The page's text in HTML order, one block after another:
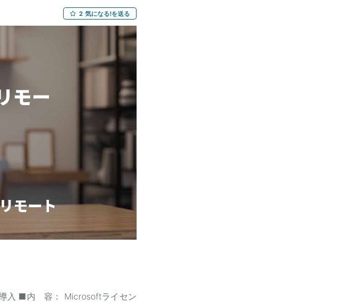
■スキル 【必須】 ・Webシステ
ス計画、リリース判定、リリース
者調整、進捗管理、課題管理の経
自律的に課題を発見し、関係者を
して柔軟に動ける方 【尚可】 ・
トロール経験 ・要件定義、仕様
対応フローの作成経験 ・インフ
番障害やリリーストラブル発生時
月1日〜長期 ■場 所：基本リモ
スキル見合い ■精 算：140-
成果物を安全にリリースまで推
2 気になる!を送る
入 ■内 容： Microsoftライセン